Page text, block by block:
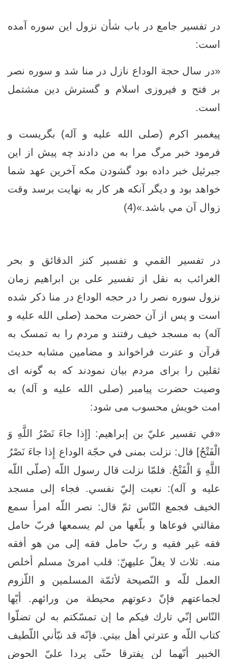
در تفسیر جامع در باب شأن نزول این سوره آمده
است:
«در سال حجة الوداع نازل در منا شد و سوره نصر
بر فتح و فيروزى اسلام و گسترش دين مشتمل
است.
پيغمبر اكرم (صلی الله علیه و آله) بگريست و
فرمود خبر مرگ مرا به من دادند چه پيش از اين
جبرئيل خبر داده بود گشودن مكه آخرین عهد شما
خواهد بود و ديگر آنكه هر كار به نهايت برسد وقت
زوال آن مي باشد.»(4)
در تفسير القمي و تفسير كنز الدقائق و بحر
الغرائب به نقل از تفسیر علی بن ابراهیم زمان
نزول سوره نصر را در حجه الوداع در منا ذکر شده
است و پس از آن حضرت محمد (صلی الله علیه و
آله) به مسجد خیف رفتند و مردم را به تمسک به
قرآن و عترت فراخواند و مضامین مشابه حدیث
ثقلین را برای مردم بیان نمودند که به گونه ای
وصیت حضرت پیامبر (صلی الله علیه و آله) به
امت خویش محسوب می شود:
«في تفسير عليّ بن إبراهيم: [إِذا جاءَ نَصْرُ اللَّهِ وَ
الْفَتْحُ] قال: نزلت بمنى‏ في حجّة الوداع إِذا جاءَ نَصْرُ
اللَّهِ وَ الْفَتْحُ. فلمّا نزلت قال رسول اللّه (صلّى اللّه
عليه و آله): نعيت إليّ نفسي. فجاء إلى مسجد
الخيف فجمع النّاس ثمّ قال: نصر اللّه امرأ سمع
مقالتي فوعاها و بلّغها من لم يسمعها فربّ حامل
فقه غير فقيه و ربّ حامل فقه إلى من هو أفقه
منه. ثلاث لا يغلّ عليهنّ: قلب امرئ مسلم أخلص
العمل للّه و النّصيحة لأئمّة المسلمين و اللّزوم
لجماعتهم فإنّ دعوتهم محيطة من ورائهم. أيّها
النّاس إنّي تارك فيكم ما إن تمسّكتم به لن تضلّوا
كتاب اللّه و عترتي أهل بيتي. فإنّه قد نبّأني اللّطيف
الخبير أنّهما لن يفترقا حتّى يردا عليّ الحوض